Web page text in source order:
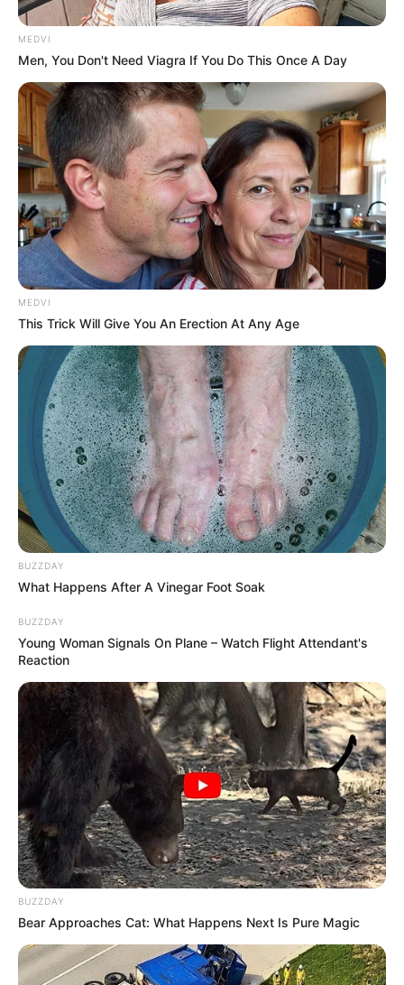
MEDVI
Men, You Don't Need Viagra If You Do This Once A Day
MEDVI
This Trick Will Give You An Erection At Any Age
BUZZDAY
What Happens After A Vinegar Foot Soak
BUZZDAY
Young Woman Signals On Plane – Watch Flight Attendant's
Reaction
BUZZDAY
Bear Approaches Cat: What Happens Next Is Pure Magic